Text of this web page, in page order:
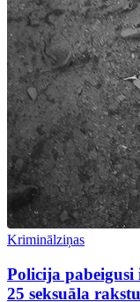
Kriminālziņas
Policija pabeigusi
25 seksuāla